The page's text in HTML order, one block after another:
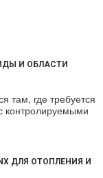
И ОБЛАСТИ
там, где требуется
контролируемыми
ДЛЯ ОТОПЛЕНИЯ И